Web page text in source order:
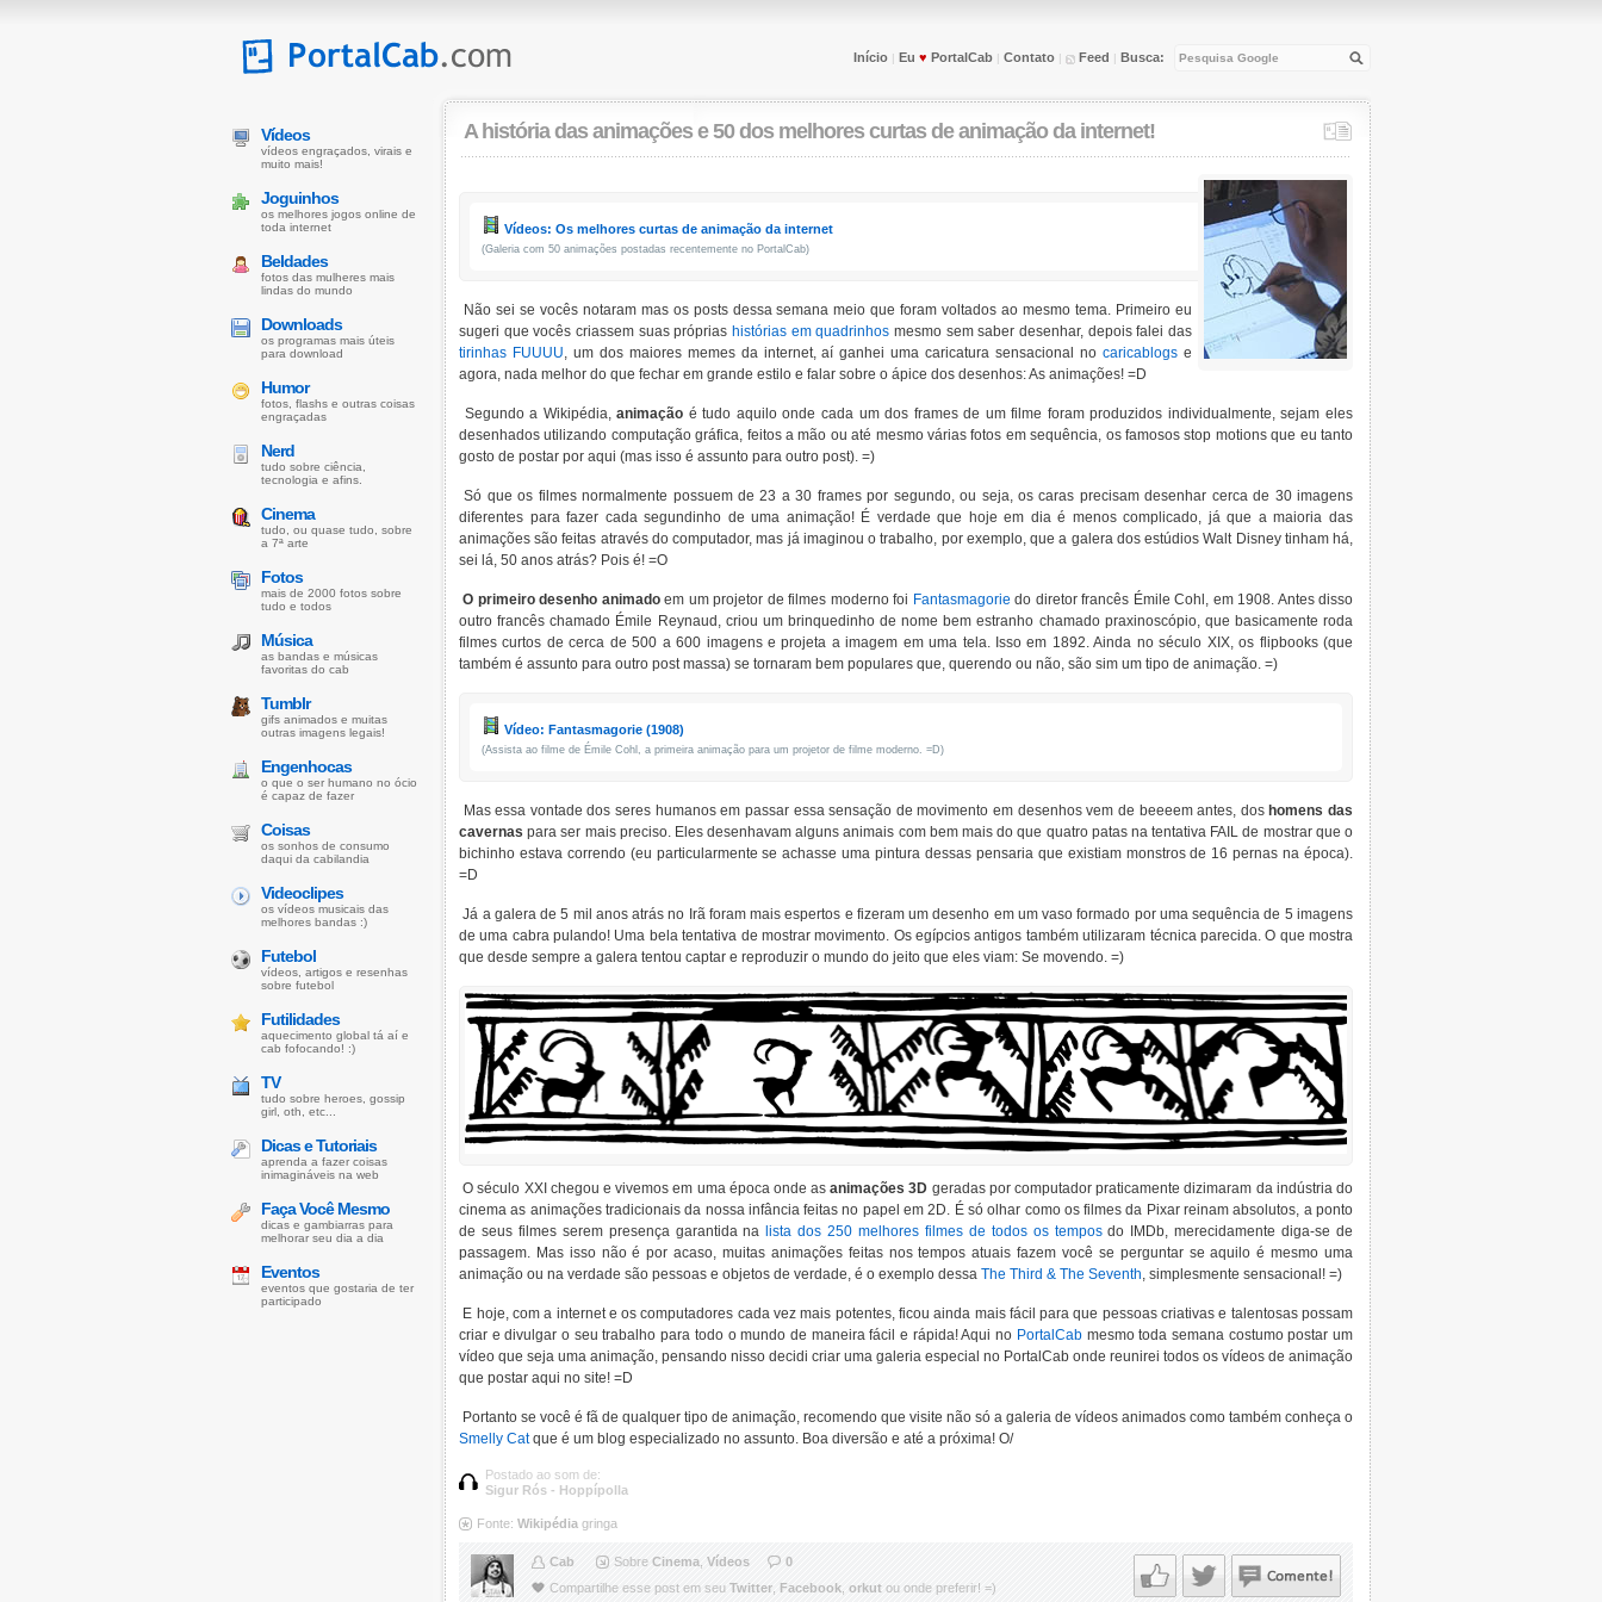
Início | Eu ♥ PortalCab | Contato | Feed | Busca:
A história das animações e 50 dos melhores curtas de animação da internet!
Vídeos: Os melhores curtas de animação da internet
(Galeria com 50 animações postadas recentemente no PortalCab)
Não sei se vocês notaram mas os posts dessa semana meio que foram voltados ao mesmo tema. Primeiro eu
sugeri que vocês criassem suas próprias histórias em quadrinhos mesmo sem saber desenhar, depois falei das
tirinhas FUUUU, um dos maiores memes da internet, aí ganhei uma caricatura sensacional nocaricablogs e
agora, nada melhor do que fechar em grande estilo e falar sobre o ápice dos desenhos: As animações! =D
Segundo a Wikipédia,animação é tudo aquilo onde cada um dos frames de um filme foram produzidos individualmente, sejam eles
desenhados utilizando computação gráfica, feitos a mão ou até mesmo várias fotos em sequência, os famosos stop motions que eu tanto
gosto de postar por aqui (mas isso é assunto para outro post). =)
Só que os filmes normalmente possuem de 23 a 30 frames por segundo, ou seja, os caras precisam desenhar cerca de 30 imagens
diferentes para fazer cada segundinho de uma animação! É verdade que hoje em dia é menos complicado, já que a maioria das
animações são feitas através do computador, mas já imaginou o trabalho, por exemplo, que a galera dos estúdios Walt Disney tinham há,
sei lá, 50 anos atrás? Pois é! =O
O primeiro desenho animadoem um projetor de filmes moderno foi Fantasmagorie do diretor francês Émile Cohl, em 1908. Antes disso
outro francês chamado Émile Reynaud, criou um brinquedinho de nome bem estranho chamado praxinoscópio, que basicamente roda
filmes curtos de cerca de 500 a 600 imagens e projeta a imagem em uma tela. Isso em 1892. Ainda no século XIX, os flipbooks (que
também é assunto para outro post massa) se tornaram bem populares que, querendo ou não, são sim um tipo de animação. =)
Vídeo: Fantasmagorie (1908)
(Assista ao filme de Émile Cohl, a primeira animação para um projetor de filme moderno. =D)
Mas essa vontade dos seres humanos em passar essa sensação de movimento em desenhos vem de beeeem antes, dos homens das
cavernas para ser mais preciso. Eles desenhavam alguns animais com bem mais do que quatro patas na tentativa FAIL de mostrar que o
bichinho estava correndo (eu particularmente se achasse uma pintura dessas pensaria que existiam monstros de 16 pernas na época).
=D
Já a galera de 5 mil anos atrás no Irã foram mais espertos e fizeram um desenho em um vaso formado por uma sequência de 5 imagens
de uma cabra pulando! Uma bela tentativa de mostrar movimento. Os egípcios antigos também utilizaram técnica parecida. O que mostra
que desde sempre a galera tentou captar e reproduzir o mundo do jeito que eles viam: Se movendo. =)
O século XXI chegou e vivemos em uma época onde asanimações 3D geradas por computador praticamente dizimaram da indústria do
cinema as animações tradicionais da nossa infância feitas no papel em 2D. É só olhar como os filmes da Pixar reinam absolutos, a ponto
de seus filmes serem presença garantida na lista dos 250 melhores filmes de todos os temposdo IMDb, merecidamente diga-se de
passagem. Mas isso não é por acaso, muitas animações feitas nos tempos atuais fazem você se perguntar se aquilo é mesmo uma
animação ou na verdade são pessoas e objetos de verdade, é o exemplo dessa The Third & The Seventh, simplesmente sensacional! =)
E hoje, com a internet e os computadores cada vez mais potentes, ficou ainda mais fácil para que pessoas criativas e talentosas possam
criar e divulgar o seu trabalho para todo o mundo de maneira fácil e rápida! Aqui no PortalCabmesmo toda semana costumo postar um
vídeo que seja uma animação, pensando nisso decidi criar uma galeria especial no PortalCab onde reunirei todos os vídeos de animação
que postar aqui no site! =D
Portanto se você é fã de qualquer tipo de animação, recomendo que visite não só a galeria de vídeos animados como também conheça o
Smelly Catque é um blog especializado no assunto. Boa diversão e até a próxima! O/
Postado ao som de:
Sigur Rós - Hoppípolla
Fonte: Wikipédia gringa
Cab Sobre Cinema Vídeos
0
Compartilhe esse post em seu Twitter Facebook orkut ou onde preferir! =)
Vídeos
vídeos engraçados, virais e
muito mais!
Joguinhos
os melhores jogos online de
toda internet
Beldades
fotos das mulheres mais
lindas do mundo
Downloads
os programas mais úteis
para download
Humor
fotos, flashs e outras coisas
engraçadas
Nerd
tudo sobre ciência,
tecnologia e afins.
Cinema
tudo, ou quase tudo, sobre
a 7ª arte
Fotos
mais de 2000 fotos sobre
tudo e todos
Música
as bandas e músicas
favoritas do cab
Tumblr
gifs animados e muitas
outras imagens legais!
Engenhocas
o que o ser humano no ócio
é capaz de fazer
Coisas
os sonhos de consumo
daqui da cabilandia
Videoclipes
os vídeos musicais das
melhores bandas :)
Futebol
vídeos, artigos e resenhas
sobre futebol
Futilidades
aquecimento global tá aí e
cab fofocando! :)
TV
tudo sobre heroes, gossip
girl, oth, etc...
Dicas e Tutoriais
aprenda a fazer coisas
inimagináveis na web
Faça Você Mesmo
dicas e gambiarras para
melhorar seu dia a dia
Eventos
eventos que gostaria de ter
participado